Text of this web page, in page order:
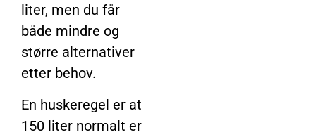
liter, men du får
både mindre og
større alternativer
etter behov.
En huskeregel er at
150 liter normalt er